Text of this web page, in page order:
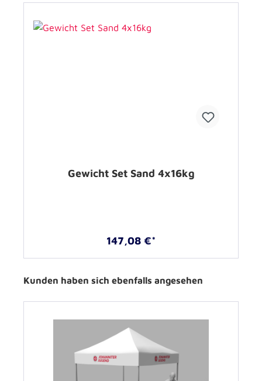
Gewicht Set Sand 4x16kg
147,08 €*
Kunden haben sich ebenfalls angesehen